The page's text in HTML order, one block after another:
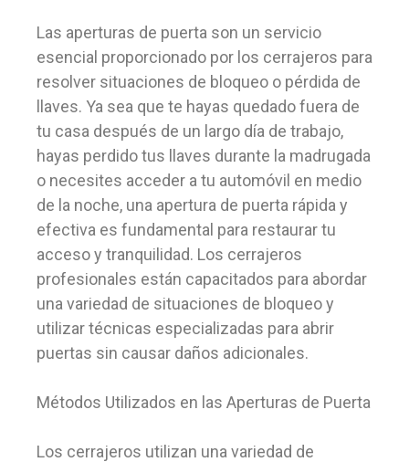
Las aperturas de puerta son un servicio
esencial proporcionado por los cerrajeros para
resolver situaciones de bloqueo o pérdida de
llaves. Ya sea que te hayas quedado fuera de
tu casa después de un largo día de trabajo,
hayas perdido tus llaves durante la madrugada
o necesites acceder a tu automóvil en medio
de la noche, una apertura de puerta rápida y
efectiva es fundamental para restaurar tu
acceso y tranquilidad. Los cerrajeros
profesionales están capacitados para abordar
una variedad de situaciones de bloqueo y
utilizar técnicas especializadas para abrir
puertas sin causar daños adicionales.
Métodos Utilizados en las Aperturas de Puerta
Los cerrajeros utilizan una variedad de